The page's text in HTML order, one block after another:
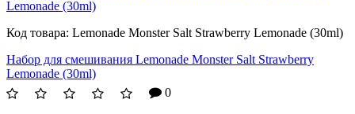
Код товара: Lemonade Monster Salt Strawberry Lemonade (30ml)
Набор для смешивания Lemonade Monster Salt Strawberry
Lemonade (30ml)
0